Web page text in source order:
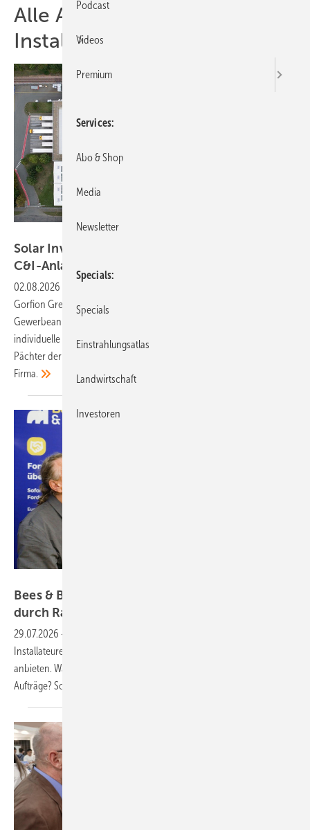
Alle Artikel zum Thema
Installation
Solar Investors Guide #15: Finanzierung von
C&I-Anlagen
02.08.2026
Gorfion Green Energy. Er hat Modelle zur Finanzierung von
Gewerbeanlagen entwickelt, von Onsite-PPA bis Mietkauf. Damit sind
individuelle Konzepte für die Unternehmen möglich. Gorfion tritt als
Pächter der Dächer auf und verkauft preiswerten Sonnenstrom an die
Firma.
Bees & Bears: Mehr Aufträge für Handwerker
durch Ratenkauf
29.07.2026 -
Installateure ihren Kunden die Finanzierung der Anlage gleich mit
anbieten. Was bedeutet das fürs Geschäft? Mehr Aufwand oder mehr
Aufträge? Schauen Sie
Podcast
Videos
Premium
Services
Abo & Shop
Media
Newsletter
Specials
Specials
Einstrahlungsatlas
Landwirtschaft
Investoren